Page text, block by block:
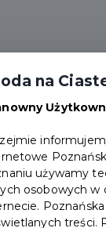
Atrakcje
na
używamy
osobowych w
treści.